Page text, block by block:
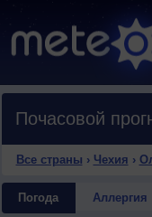
Почасовой
Все страны › Чехия ›
Погода Аллергия